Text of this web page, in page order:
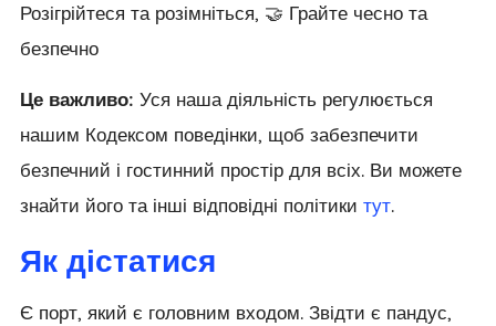
Розігрійтеся та розімніться, 🤝 Грайте чесно та
безпечно
Це важливо: Уся наша діяльність регулюється
нашим Кодексом поведінки, щоб забезпечити
безпечний і гостинний простір для всіх. Ви можете
знайти його та інші відповідні політики тут.
Як дістатися
Є порт, який є головним входом. Звідти є пандус,